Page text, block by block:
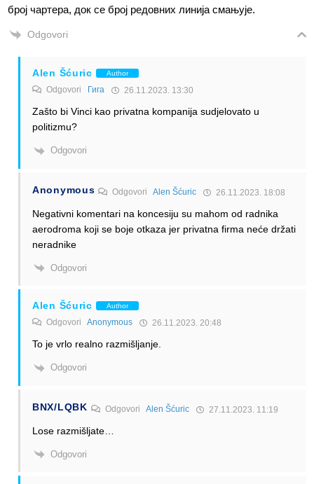
број чартера, док се број редовних линија смањује.
Odgovori
Alen Šćuric Author
Odgovori Гига 26.11.2023. 13:30
Zašto bi Vinci kao privatna kompanija sudjelovato u
politizmu?
Odgovori
Anonymous OdgovoriAlen Šćuric 26.11.2023. 18:08
Negativni komentari na koncesiju su mahom od radnika
aerodroma koji se boje otkaza jer privatna firma neće držati
neradnike
Odgovori
Alen Šćuric Author
Odgovori Anonymous 26.11.2023. 20:48
To je vrlo realno razmišljanje.
Odgovori
BNX/LQBK Odgovori Alen Šćuric 27.11.2023. 11:19
Lose razmišljate…
Odgovori